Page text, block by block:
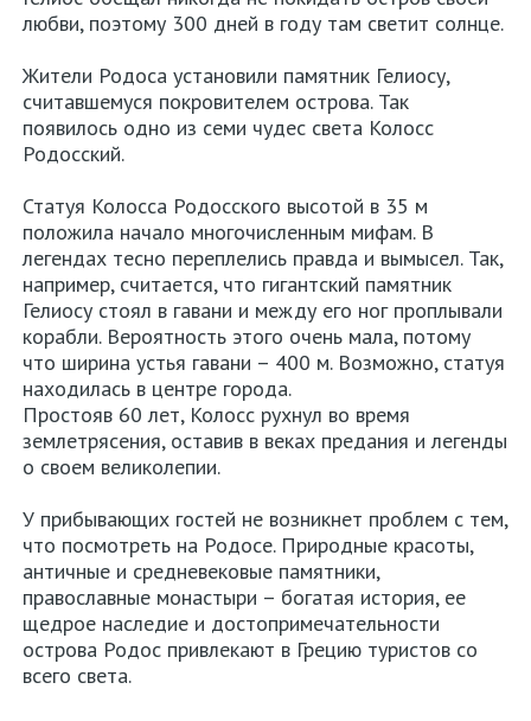
Салоники
Крит
Родос
любви, поэтому 300 дней в году там светит солнце.
Жители Родоса установили памятник Гелиосу,
считавшемуся покровителем острова. Так
появилось одно из семи чудес света Колосс
Родосский.
Статуя Колосса Родосского высотой в 35 м
положила начало многочисленным мифам. В
легендах тесно переплелись правда и вымысел. Так,
например, считается, что гигантский памятник
Гелиосу стоял в гавани и между его ног проплывали
корабли. Вероятность этого очень мала, потому
что ширина устья гавани – 400 м. Возможно, статуя
находилась в центре города.
Простояв 60 лет, Колосс рухнул во время
землетрясения, оставив в веках предания и легенды
о своем великолепии.
У прибывающих гостей не возникнет проблем с тем,
что посмотреть на Родосе. Природные красоты,
античные и средневековые памятники,
православные монастыри – богатая история, ее
щедрое наследие и достопримечательности
острова Родос привлекают в Грецию туристов со
всего света.